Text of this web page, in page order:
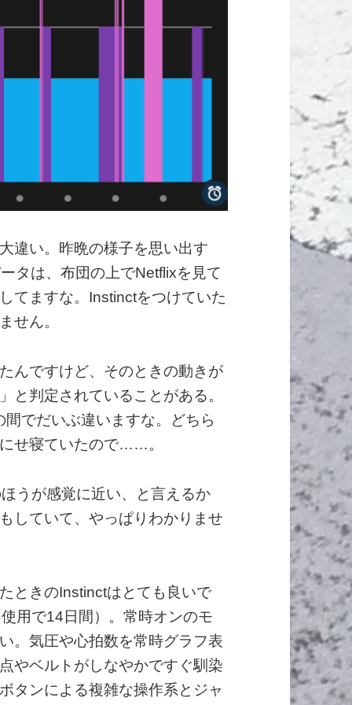
違い。昨晩の様子を思い出す
タは、布団の上でNetflixを見て
てますな。Instinctをつけていた
せん。
んですけど、そのときの動きが
と判定されていることがある。
でだいぶ違いますな。どちら
せ寝ていたので……。
うが感覚に近い、と言えるか
していて、やっぱりわかりませ
ときのInstinctはとても良いで
用で14日間）。常時オンのモ
。気圧や心拍数を常時グラフ表
やベルトがしなやかですぐ馴染
タンによる複雑な操作系とジャ